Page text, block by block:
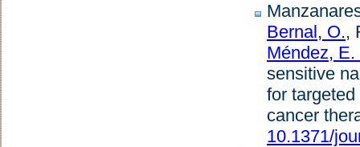
Bernal, O.,
Méndez, E.
sensitive
for
cancer
10.1371/